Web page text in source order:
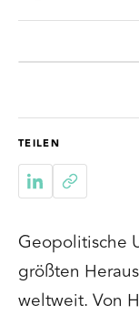
TEILEN
Geopolitische
größten
weltweit. Von